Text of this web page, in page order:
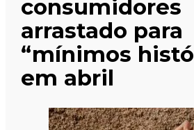
consumidores
arrastado para
“mínimos
em abril